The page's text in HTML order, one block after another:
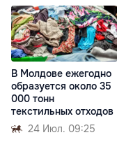
В Молдове ежегодно
образуется около 35
000 тонн
текстильных отходов
24 Июл. 09:25